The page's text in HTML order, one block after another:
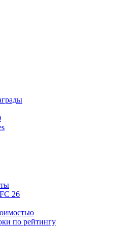
26
по рейтингу